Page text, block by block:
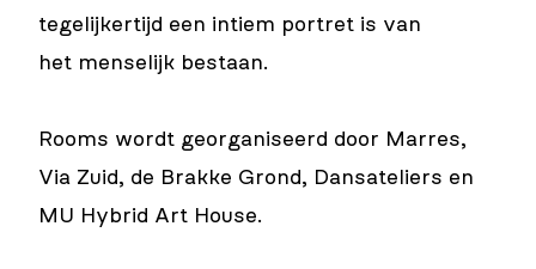
tegelijkertijd een intiem portret is van
het menselijk bestaan.
Rooms wordt georganiseerd door Marres,
Via Zuid, de Brakke Grond, Dansateliers en
MU Hybrid Art House.